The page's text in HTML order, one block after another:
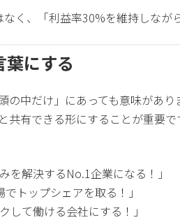
く、「利益率30%を維持しなが
にする
の中だけ」にあっても意味があり
共有できる形にすることが重要で
を解決するNo.1企業になる！」
でトップシェアを取る！」
して働ける会社にする！」